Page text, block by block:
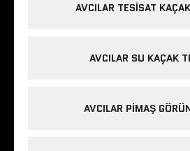
AVCILAR TESISAT
AVCILAR SU KAÇAK
AVCILAR PIMAŞ